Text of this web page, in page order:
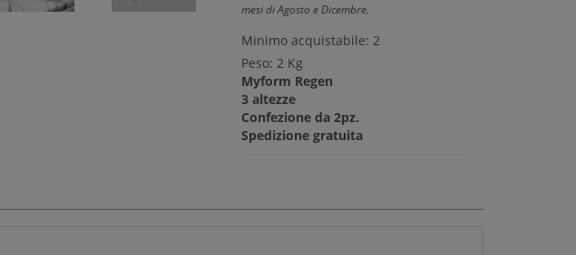
mesi di Agosto e Dicembre.
Minimo acquistabile: 2
Peso: 2 Kg
Myform Regen
3 altezze
Confezione da 2pz.
Spedizione gratuita